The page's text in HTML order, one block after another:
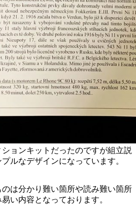
ョンキットだったのですが組立説
ルなデザインになっています。
は分かり難い箇所や読み難い箇所
い内容となっております。